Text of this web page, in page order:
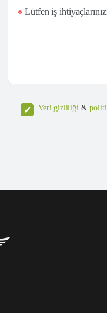
Lütfen iş
*
Veri gizliliği&